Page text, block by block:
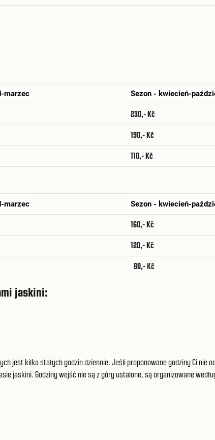
marzec Sezon - kwiecień-
230,- Kč
190,- Kč
110,- Kč
marzec Sezon - kwiecień-
160,- Kč
120,- Kč
80,- Kč
jaskini:
jest kilka stałych godzin dziennie. Jeśli proponowane godziny Ci nie
jaskini. Godziny wejść nie są z góry ustalone, są organizowane